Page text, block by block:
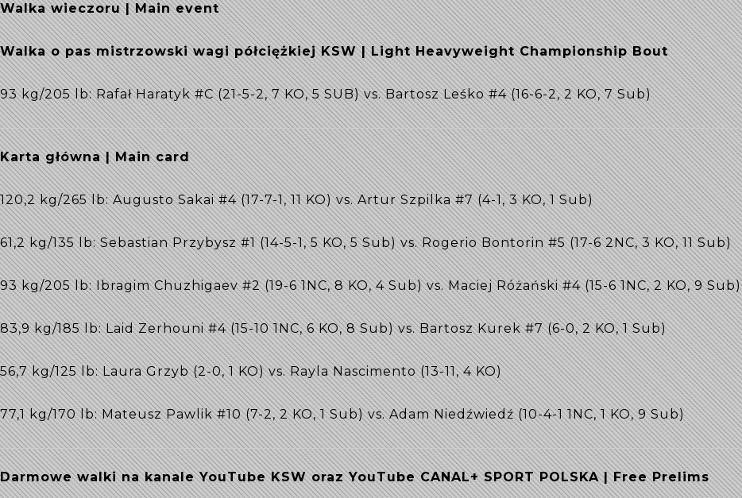
Walka wieczoru | Main event
Walka o pas mistrzowski wagi półciężkiej KSW | Light Heavyweight Championship Bout
93 kg/205 lb: Rafał Haratyk #C (21-5-2, 7 KO, 5 SUB) vs. Bartosz Leśko #4 (16-6-2, 2 KO, 7 Sub)
Karta główna | Main card
120,2 kg/265 lb: Augusto Sakai #4 (17-7-1, 11 KO) vs. Artur Szpilka #7 (4-1, 3 KO, 1 Sub)
61,2 kg/135 lb: Sebastian Przybysz #1 (14-5-1, 5 KO, 5 Sub) vs. Rogerio Bontorin #5 (17-6 2NC, 3 KO, 11 Sub)
93 kg/205 lb: Ibragim Chuzhigaev #2 (19-6 1NC, 8 KO, 4 Sub) vs. Maciej Różański #4 (15-6 1NC, 2 KO, 9 Sub)
83,9 kg/185 lb: Laid Zerhouni #4 (15-10 1NC, 6 KO, 8 Sub) vs. Bartosz Kurek #7 (6-0, 2 KO, 1 Sub)
56,7 kg/125 lb: Laura Grzyb (2-0, 1 KO) vs. Rayla Nascimento (13-11, 4 KO)
77,1 kg/170 lb: Mateusz Pawlik #10 (7-2, 2 KO, 1 Sub) vs. Adam Niedźwiedź (10-4-1 1NC, 1 KO, 9 Sub)
Darmowe walki na kanale YouTube KSW oraz YouTube CANAL+ SPORT POLSKA | Free Prelims